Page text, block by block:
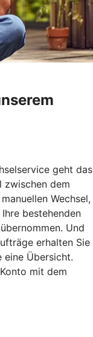
geht das
zwischen dem
Wechsel,
bestehenden
Und
erhalten Sie
eine Übersicht.
mit dem